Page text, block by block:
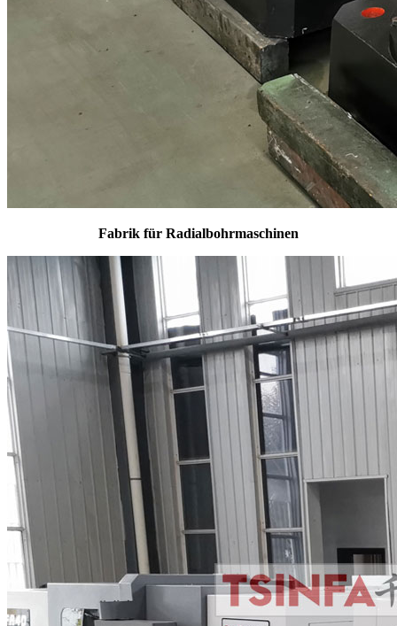
Fabrik für Radialbohrmaschinen